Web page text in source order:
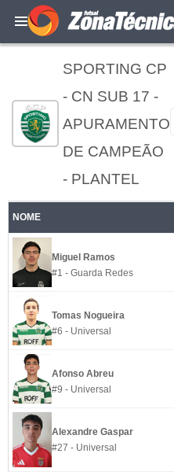
SPORTING CP
- CN SUB 17 -
APURAMENTO
DE CAMPEÃO
- PLANTEL
NOME
Miguel Ramos
#1 - Guarda Redes
Tomas Nogueira
#6 - Universal
Afonso Abreu
#9 - Universal
Alexandre Gaspar
#27 - Universal